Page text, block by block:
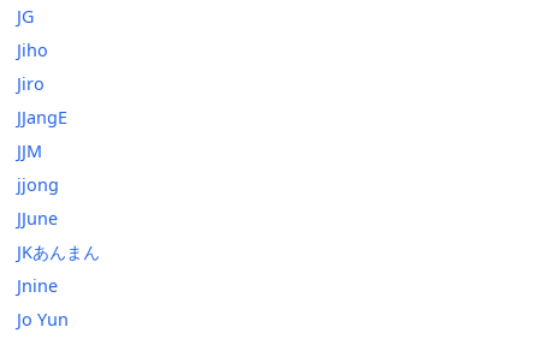
JG
Jiho
Jiro
JJangE
JJM
jjong
JJune
JKあんまん
Jnine
Jo Yun